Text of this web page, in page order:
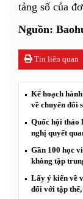
tảng số của
Nguồn:
Tin liên quan
Kế hoạch
về chuyển đổi
Quốc hội thảo
nghị quyết
Gần 100 học
không tập
Lấy ý kiến về
đối với tập